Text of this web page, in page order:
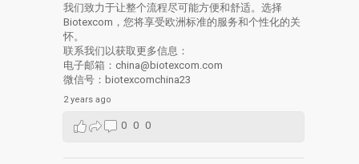
我们致力于让整个流程尽可能方便和舒适。选择
Biotexcom，您将享受欧洲标准的服务和个性化的关
怀。
联系我们以获取更多信息：
电子邮箱：china@biotexcom.com
微信号：biotexcomchina23
2 years ago
0 0 0